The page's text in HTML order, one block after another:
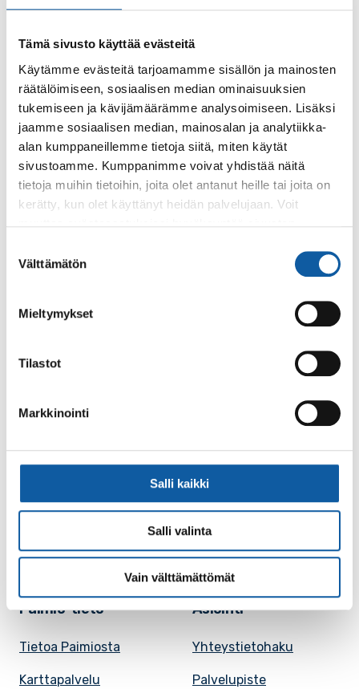
Tämä sivusto käyttää evästeitä
Käytämme evästeitä tarjoamamme sisällön ja mainosten
räätälöimiseen, sosiaalisen median ominaisuuksien
tukemiseen ja kävijämäärämme analysoimiseen. Lisäksi
jaamme sosiaalisen median, mainosalan ja analytiikka-
alan kumppaneillemme tietoja siitä, miten käytät
sivustoamme. Kumppanimme voivat yhdistää näitä
tietoja muihin tietoihin, joita olet antanut heille tai joita on
kerätty, kun olet käyttänyt heidän palvelujaan. Voit
valinta
Välttämätön
Mieltymykset
Tilastot
Markkinointi
Salli kaikki
Salli valinta
Vain välttämättömät
Asiasanat
jätevesi
Postiosoite: PL 50, 21531 PAIMIO
Sähköposti:paimio.kaupunki@paimio.fi
Paimio-tieto
Tietoa Paimiosta
Karttapalvelu
Asiointi
Yhteystietohaku
Palvelupiste